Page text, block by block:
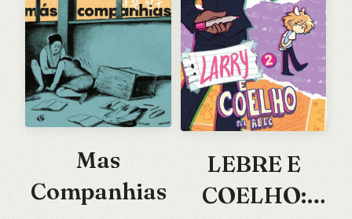
Mas
Companhias
LEBRE E
COELHO: